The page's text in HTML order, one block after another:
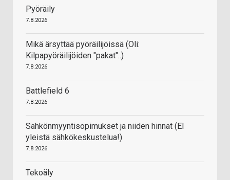
Pyöräily
7.8.2026
Mikä ärsyttää pyöräilijöissä (Oli:
Kilpapyöräilijöiden "pakat"..)
7.8.2026
Battlefield 6
7.8.2026
Sähkönmyyntisopimukset ja niiden hinnat (EI
yleistä sähkökeskustelua!)
7.8.2026
Tekoäly